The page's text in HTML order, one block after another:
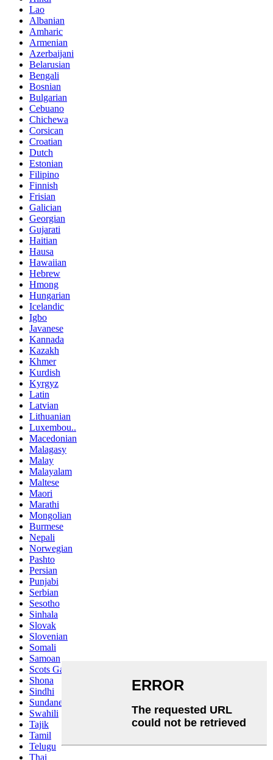
Lao
Albanian
Amharic
Armenian
Azerbaijani
Belarusian
Bengali
Bosnian
Bulgarian
Cebuano
Chichewa
Corsican
Croatian
Dutch
Estonian
Filipino
Finnish
Frisian
Galician
Georgian
Gujarati
Haitian
Hausa
Hawaiian
Hebrew
Hmong
Hungarian
Icelandic
Igbo
Javanese
Kannada
Kazakh
Khmer
Kurdish
Kyrgyz
Latin
Latvian
Lithuanian
Luxembou..
Macedonian
Malagasy
Malay
Malayalam
Maltese
Maori
Marathi
Mongolian
Burmese
Nepali
Norwegian
Pashto
Persian
Punjabi
Serbian
Sesotho
Sinhala
Slovak
Slovenian
Somali
Samoan
Scots Gaelic
Shona
Sindhi
Sundanese
Swahili
Tajik
Tamil
Telugu
Thai